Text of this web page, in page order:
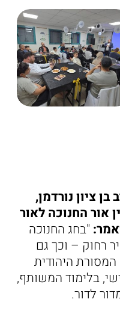
ציון נורדמן,
אור החנוכה לאור
"בחג החנוכה
רחוק – וכך גם
היהודית
בלימוד המשותף,
לדור.